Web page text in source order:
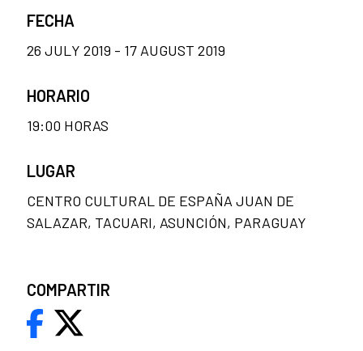
FECHA
26 JULY 2019 - 17 AUGUST 2019
HORARIO
19:00 HORAS
LUGAR
CENTRO CULTURAL DE ESPAÑA JUAN DE
SALAZAR, TACUARI, ASUNCIÓN, PARAGUAY
COMPARTIR